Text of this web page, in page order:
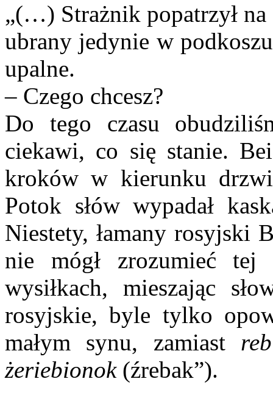
„(…) Strażnik popatrzył
ubrany jedynie w
upalne.
– Czego chcesz?
Do tego czasu
ciekawi, co się stanie.
kroków w kierunku
Potok słów wypadał
Niestety, łamany rosyjski
nie mógł zrozumieć tej
wysiłkach, mieszając
rosyjskie, byle tylko
małym synu, zamiast
żeriebionok (źrebak”).